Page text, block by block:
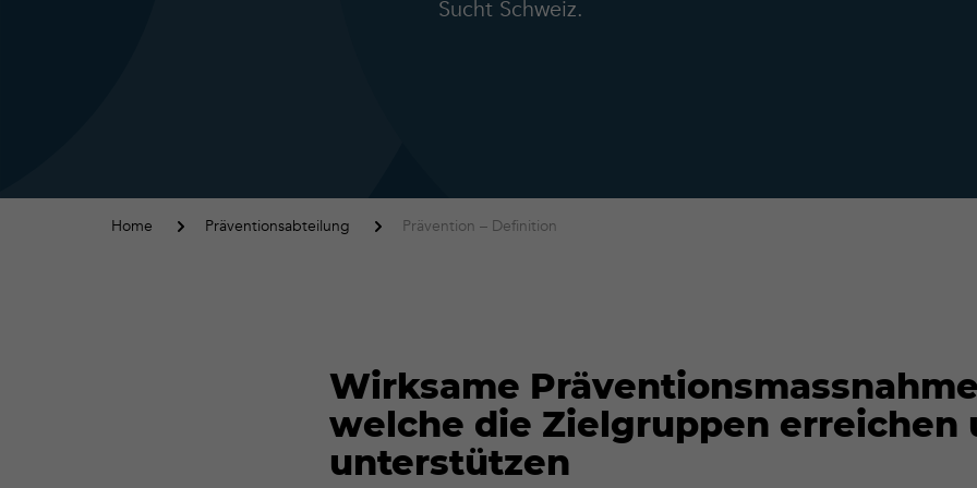
Sucht Schweiz.
Home Präventionsabteilung Prävention – Definition
Wirksame
welche die Zielgruppen erreichen
unterstützen